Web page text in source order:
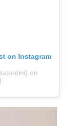
on Instagram
on